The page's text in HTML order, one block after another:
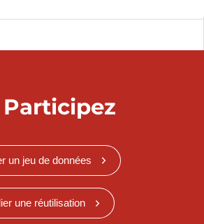
Participez
un jeu de données
une réutilisation